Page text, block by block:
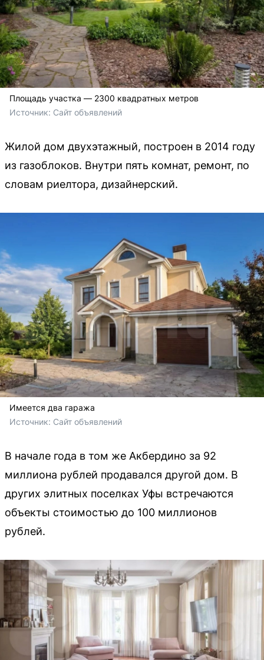
Площадь участка — 2300 квадратных метров
Источник: Сайт объявлений
Жилой дом двухэтажный, построен в 2014 году
из газоблоков. Внутри пять комнат, ремонт, по
словам риелтора, дизайнерский.
Имеется два гаража
Источник: Сайт объявлений
В начале года в том же Акбердино за 92
миллиона рублей продавался другой дом. В
других элитных поселках Уфы встречаются
объекты стоимостью до 100 миллионов
рублей.